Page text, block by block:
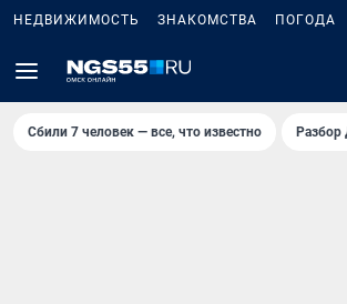
НЕДВИЖИМОСТЬ ЗНАКОМСТВА ПОГОДА
Сбили 7 человек — все, что известно Разбор